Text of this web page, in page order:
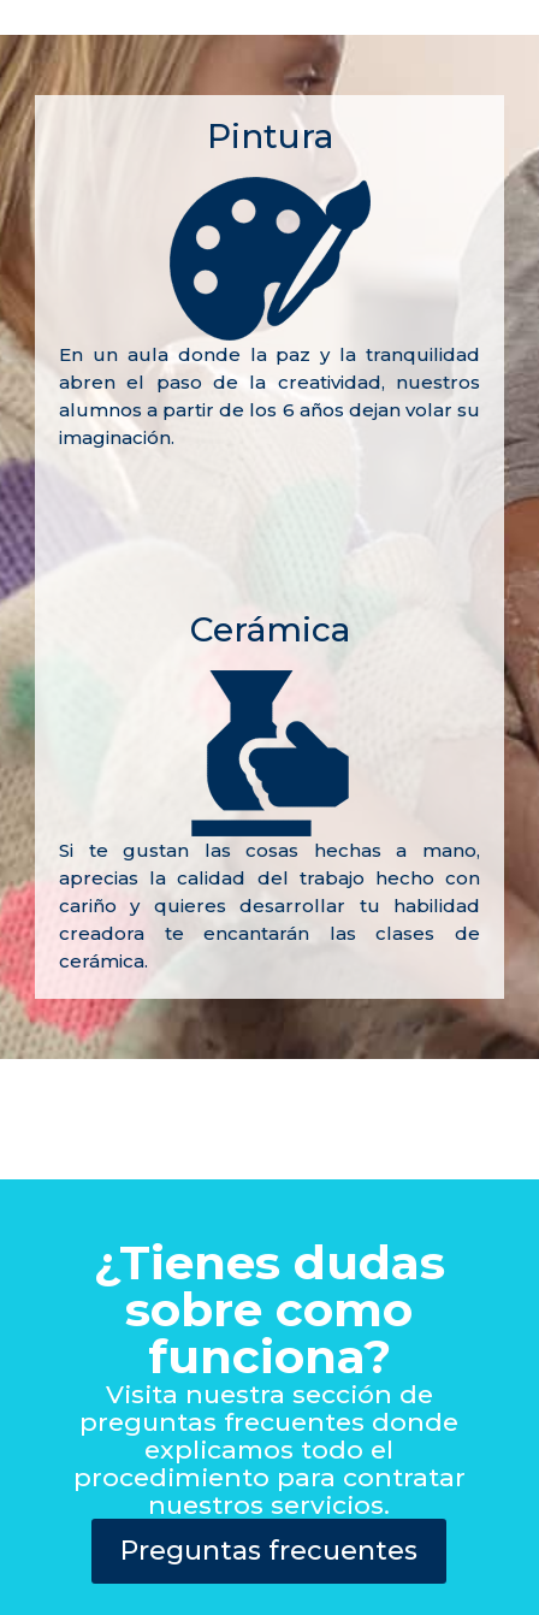
Pintura
En un aula donde la paz y la tranquilidad
abren el paso de la creatividad, nuestros
alumnos a partir de los 6 años dejan volar su
imaginación.
Cerámica
Si te gustan las cosas hechas a mano,
aprecias la calidad del trabajo hecho con
cariño y quieres desarrollar tu habilidad
creadora te encantarán las clases de
cerámica.
¿Tienes dudas
sobre como
funciona?
Visita nuestra sección de
preguntas frecuentes donde
explicamos todo el
procedimiento para contratar
nuestros servicios.
Preguntas frecuentes